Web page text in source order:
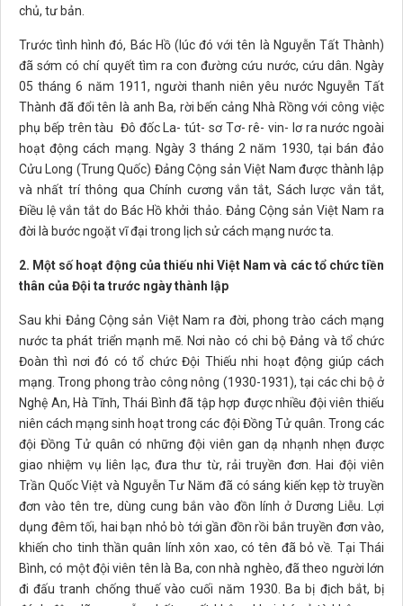
chủ, tư bản.
Trước tình hình đó, Bác Hồ (lúc đó với tên là Nguyễn Tất Thành)
đã sớm có chí quyết tìm ra con đường cứu nước, cứu dân. Ngày
05 tháng 6 năm 1911, người thanh niên yêu nước Nguyễn Tất
Thành đã đổi tên là anh Ba, rời bến cảng Nhà Rồng với công việc
phụ bếp trên tàu Đô đốc La- tút- sơ Tơ- rê- vin- lơ ra nước ngoài
hoạt động cách mạng. Ngày 3 tháng 2 năm 1930, tại bán đảo
Cửu Long (Trung Quốc) Đảng Cộng sản Việt Nam được thành lập
và nhất trí thông qua Chính cương vắn tắt, Sách lược vắn tắt,
Điều lệ vắn tắt do Bác Hồ khởi thảo. Đảng Cộng sản Việt Nam ra
đời là bước ngoặt vĩ đại trong lịch sử cách mạng nước ta.
2. Một số hoạt động của thiếu nhi Việt Nam và các tổ chức tiền
thân của Đội ta trước ngày thành lập
Sau khi Đảng Cộng sản Việt Nam ra đời, phong trào cách mạng
nước ta phát triển mạnh mẽ. Nơi nào có chi bộ Đảng và tổ chức
Đoàn thì nơi đó có tổ chức Đội Thiếu nhi hoạt động giúp cách
mạng. Trong phong trào công nông (1930-1931), tại các chi bộ ở
Nghệ An, Hà Tĩnh, Thái Bình đã tập hợp được nhiều đội viên thiếu
niên cách mạng sinh hoạt trong các đội Đồng Tử quân. Trong các
đội Đồng Tử quân có những đội viên gan dạ nhạnh nhẹn được
giao nhiệm vụ liên lạc, đưa thư từ, rải truyền đơn. Hai đội viên
Trần Quốc Việt và Nguyễn Tư Năm đã có sáng kiến kẹp tờ truyền
đơn vào tên tre, dùng cung bắn vào đồn lính ở Dương Liễu. Lợi
dụng đêm tối, hai bạn nhỏ bò tới gần đồn rồi bắn truyền đơn vào,
khiến cho tinh thần quân lính xôn xao, có tên đã bỏ về. Tại Thái
Bình, có một đội viên tên là Ba, con nhà nghèo, đã theo người lớn
đi đấu tranh chống thuế vào cuối năm 1930. Ba bị địch bắt, bị